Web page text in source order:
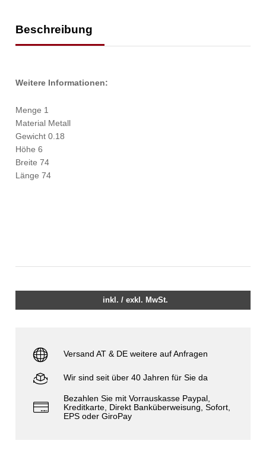
Beschreibung
Weitere Informationen:
Menge 1
Material Metall
Gewicht 0.18
Höhe 6
Breite 74
Länge 74
inkl. / exkl. MwSt.
Versand AT & DE weitere auf Anfragen
Wir sind seit über 40 Jahren für Sie da
Bezahlen Sie mit Vorrauskasse Paypal,
Kreditkarte, Direkt Banküberweisung, Sofort,
EPS oder GiroPay